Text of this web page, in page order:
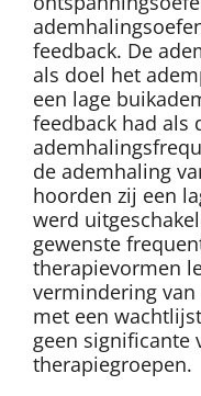
feedback. De
als doel het
een lage
feedback had als
de ademhaling
hoorden zij een
werd
gewenste
therapievormen
vermindering
met een
geen significante
therapiegroepen.